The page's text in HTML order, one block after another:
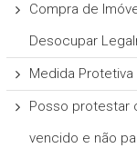
Compra de
Desocupar
Medida
Posso protestar
vencido e não